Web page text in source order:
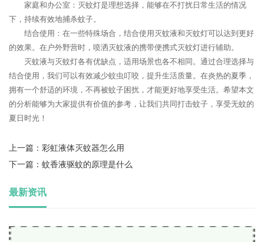
家庭和办公室：灭蚊灯是理想选择，能够在不打扰日常生活的情况
下，持续有效地捕杀蚊子。
结合使用：在一些特殊场合，结合使用灭蚊液和灭蚊灯可以达到更好
的效果。在户外野营时，喷洒灭蚊液的携带便携式灭蚊灯进行辅助。
灭蚊液与灭蚊灯各有优缺点，适用场景也各不相同。通过合理选择与
结合使用，我们可以有效减少蚊虫叮咬，提升生活质量。在炎热的夏季，
拥有一个舒适的环境，不再被蚊子困扰，才能更好地享受生活。希望本文
的分析能够为大家提供有价值的参考，让我们共同打击蚊子，享受无蚊的
夏日时光！
上一篇： 彩虹液体灭蚊器怎么用
下一篇： 蚊香液驱蚊的原理是什么
最新资讯